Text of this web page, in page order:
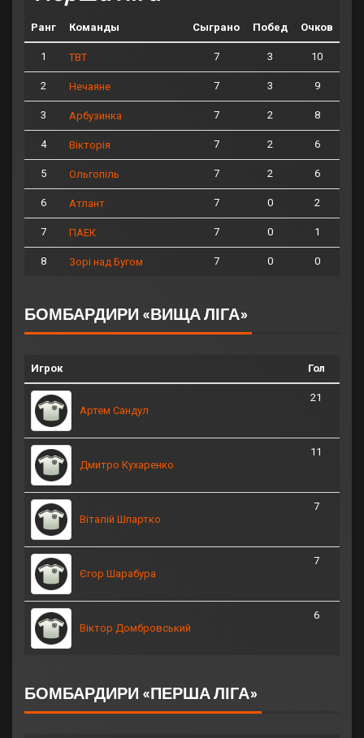
Ранг Команды Сыграно Побед Очков
1 ТВТ 7 3 10
2 Нечаяне 7 3 9
3 Арбузинка 7 2 8
4 Вікторія 7 2 6
5 Ольгопіль 7 2 6
6 Атлант 7 0 2
7 ПАЕК 7 0 1
8 Зорі над Бугом 7 0 0
БОМБАРДИРИ «ВИЩА ЛІГА»
Игрок Гол
Артем Сандул
21
Дмитро Кухаренко
11
Віталій Шпартко
7
Єгор Шарабура
7
Віктор Домбровський
6
БОМБАРДИРИ «ПЕРША ЛІГА»